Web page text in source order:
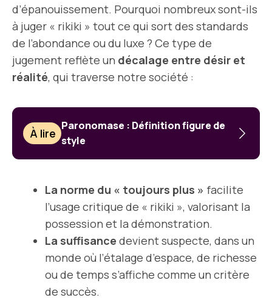
d’épanouissement. Pourquoi nombreux sont-ils
à juger « rikiki » tout ce qui sort des standards
de l’abondance ou du luxe ? Ce type de
jugement reflète un décalage entre désir et
réalité, qui traverse notre société :
À lire
Paronomase : Définition figure de
style
La norme du « toujours plus » facilite
l’usage critique de « rikiki », valorisant la
possession et la démonstration.
La suffisance devient suspecte, dans un
monde où l’étalage d’espace, de richesse
ou de temps s’affiche comme un critère
de succès.